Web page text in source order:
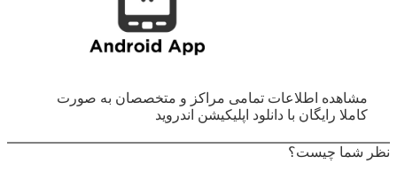
مشاهده اطلاعات تمامی مراکز و متخصصان به صورت
کاملا رایگان با دانلود اپلیکیشن اندروید
نظر شما چیست؟